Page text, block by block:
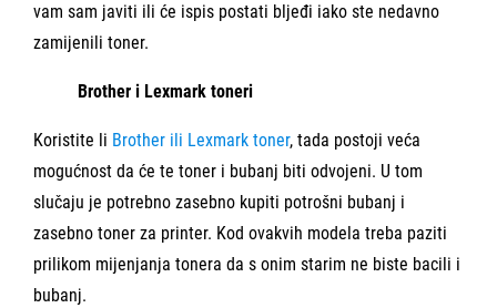
vam sam javiti ili će ispis postati bljeđi iako ste nedavno
zamijenili toner.
Brother i Lexmark toneri
Koristite li Brother ili Lexmark toner, tada postoji veća
mogućnost da će te toner i bubanj biti odvojeni. U tom
slučaju je potrebno zasebno kupiti potrošni bubanj i
zasebno toner za printer. Kod ovakvih modela treba paziti
prilikom mijenjanja tonera da s onim starim ne biste bacili i
bubanj.